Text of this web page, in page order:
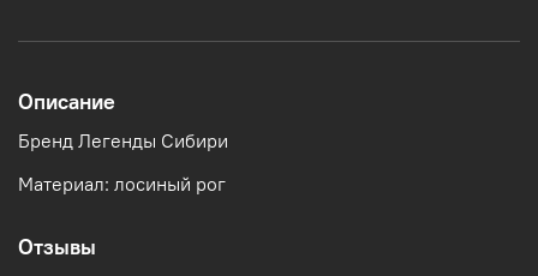
Описание
Бренд Легенды Сибири
Материал: лосиный рог
Отзывы